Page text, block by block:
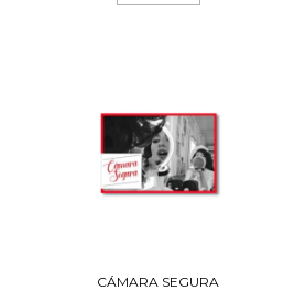
CÁMARA SEGURA